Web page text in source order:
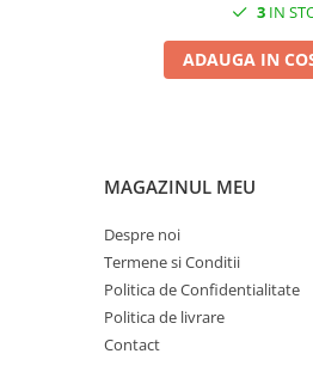
3IN
ADAUGA IN
MAGAZINUL MEU
Despre noi
Termene si Conditii
Politica de Confidentialitate
Politica de livrare
Contact